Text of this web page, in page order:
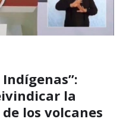
Indígenas”:
la
los volcanes